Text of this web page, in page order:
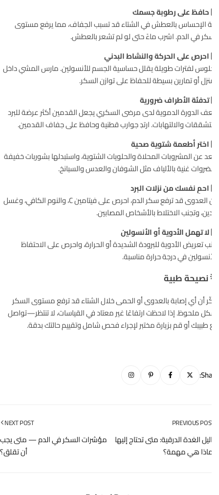
حافظ على رطوبة جسمك
الإحساس بالعطش في الشتاء قد تسبب الجفاف، مما يرفع مستوى
في الدم. اشرب ماءً حتى لو لم تشعر بالعطش.
احرص على الحركة والنشاط البدني
لفترات طويلة يقلل حساسية الجسم للأنسولين. مارس المشي داخل
أو تمارين بسيطة للحفاظ على توازن السكر.
تدفئة الأطراف ضرورية
الدورة الدموية لدى مرضى السكري يجعل القدمين أكثر عرضة للبرد
والالتهابات. ارتدِ جوارب قطنية وحافظ على جفاف القدمين.
اختر أطعمة شتوية صحية
عن المشروبات المحلاة والحلويات الشتوية، واستبدلها بشوربات خفيفة
غنية بالألياف مثل الشوفان والعدس والسبانخ.
احمِ نفسك من نزلات البرد
لأن العدوى قد ترفع سكر الدم، احرص على فيتامين C، والنوم الكافي، وغسل
وتجنب الاختلاط بالأشخاص المصابين.
لا تهمل الأدوية أو الأنسولين
تعريض الأدوية للبرودة الشديدة أو الحرارة، واحرص على الاحتفاظ
في درجة حرارة مناسبة.
نصيحة طبية
أن أي إصابة بالعدوى أو الحمى خلال الشتاء قد ترفع مستوى السكر
ملحوظ. إذا لاحظت ارتفاعًا غير معتاد في القياسات، لا تنتظر—تواصل
أو قم بزيارة مختبر لإجراء فحص شامل وتقييم حالتك بدقة.
PREVIOUS
الغدة الدرقية: متى تحتاج إليها
هي مهمة؟
NEXT POST
مؤشرات السكر في الدم — متى يجب
أن تقلق؟